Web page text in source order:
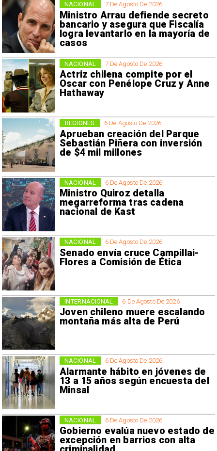
7 De Agosto De 2026
Ministro Arrau defiende secreto
bancario y asegura que Fiscalía
logra levantarlo en la mayoría de
casos
NACIONAL
7 De Agosto De 2026
Actriz chilena compite por el
Oscar con Penélope Cruz y Anne
Hathaway
NACIONAL
6 De Agosto De 2026
Aprueban creación del Parque
Sebastián Piñera con inversión
de $4 mil millones
REGIONES
6 De Agosto De 2026
Ministro Quiroz detalla
megarreforma tras cadena
nacional de Kast
NACIONAL
6 De Agosto De 2026
Senado envía cruce Campillai-
Flores a Comisión de Ética
NACIONAL
6 De Agosto De 2026
Joven chileno muere escalando
montaña más alta de Perú
INTERNACIONAL
6 De Agosto De 2026
Alarmante hábito en jóvenes de
13 a 15 años según encuesta del
Minsal
NACIONAL
6 De Agosto De 2026
Gobierno evalúa nuevo estado de
excepción en barrios con alta
NACIONAL